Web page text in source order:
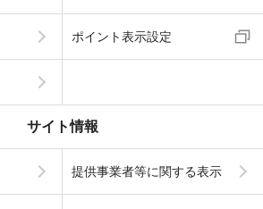
ポイント表示設定
サイト情報
提供事業者等に関する表示